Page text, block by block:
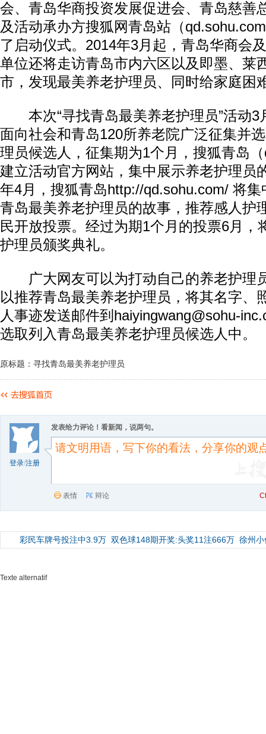
会、青岛华商投资发展促进会、青岛慈善
及活动承办方搜狐网青岛站（
了启动仪式。2014年3月起，青岛华商会
单位还将走访青岛市内六区以及即墨、莱
市，发现最美养老护理员、同时给家庭困
本次“寻找青岛最美养老护理员”活动3
面向社会和青岛120所养老院广泛征集并
理员候选人，征集期为1个月，搜狐青岛
建立活动官方网站，集中展示养老护理员
年4月，搜狐青岛http://qd.sohu.com/ 将
青岛最美养老护理员的故事，推荐感人护
民开放投票。经过为期1个月的投票6月，
护理员颁奖典礼。
广大网友可以为打动自己的养老护理
以推荐青岛最美养老护理员，将其名字、
人事迹发送邮件到haiyingwang@sohu-
选取列入青岛最美养老护理员候选人中。
原标题：寻找青岛最美养老护理员
登录/注册
发表给力评论！看新闻，说两句。
表情 辩论
彩民车牌号投注中3.9万 双色球148期开奖:头奖11注666万 徐州
Texte alternatif